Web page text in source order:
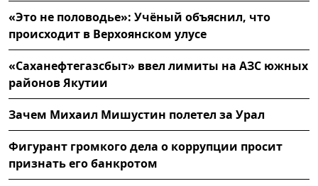
«Это не половодье»: Учёный объяснил, что
происходит в Верхоянском улусе
«Саханефтегазсбыт» ввел лимиты на АЗС южных
районов Якутии
Зачем Михаил Мишустин полетел за Урал
Фигурант громкого дела о коррупции просит
признать его банкротом